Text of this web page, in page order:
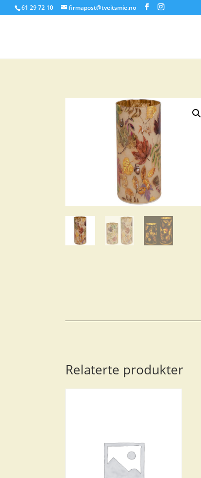
61 29 72 10 firmapost@tveitsmie.no
Relaterte produkter